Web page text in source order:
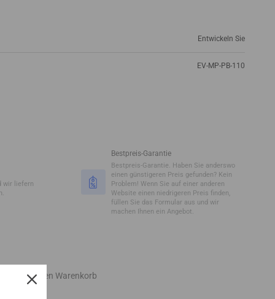
Entwickeln Sie
EV-MP-PB-110
wir liefern
Bestpreis-Garantie
Bestpreis-Garantie. Haben Sie anderswo
einen günstigeren Preis gefunden? Kein
Problem! Wenn Sie auf einer anderen
Website einen niedrigeren Preis finden,
füllen Sie das Formular aus und wir
machen Ihnen ein Angebot.
In den Warenkorb